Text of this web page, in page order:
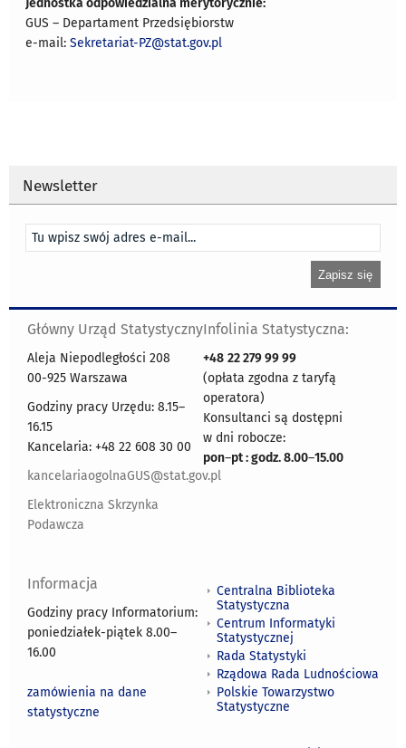
GUS – Departament Przedsiębiorstw
e-mail:Sekretariat-PZ@stat.gov.pl
Newsletter
Główny Urząd Statystyczny
Aleja Niepodległości 208
00-925 Warszawa
Godziny pracy Urzędu: 8.15–
16.15
Kancelaria: +48 22 608 30 00
kancelariaogolnaGUS@stat.gov.pl
Elektroniczna Skrzynka
Podawcza
Infolinia Statystyczna:
+48 22 279 99 99
(opłata zgodna z taryfą
operatora)
Konsultanci są dostępni
w dni robocze:
pon–pt : godz. 8.00–15.00
Informacja
Godziny pracy Informatorium:
poniedziałek-piątek 8.00–
16.00
zamówienia na dane
statystyczne
Centralna Biblioteka
Statystyczna
Centrum Informatyki
Statystycznej
Rada Statystyki
Rządowa Rada Ludnościowa
Polskie Towarzystwo
Statystyczne